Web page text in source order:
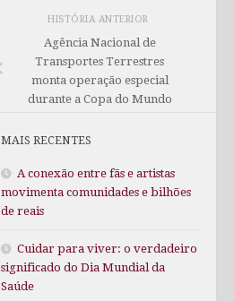
HISTÓRIA ANTERIOR
Agência Nacional de
Transportes Terrestres
monta operação especial
durante a Copa do Mundo
MAIS RECENTES
A conexão entre fãs e artistas
movimenta comunidades e bilhões
de reais
Cuidar para viver: o verdadeiro
significado do Dia Mundial da
Saúde